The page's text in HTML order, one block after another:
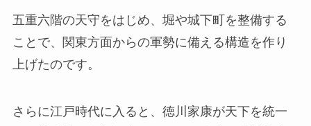
五重六階の天守をはじめ、堀や城下町を整備する
ことで、関東方面からの軍勢に備える構造を作り
上げたのです。
さらに江戸時代に入ると、徳川家康が天下を統一